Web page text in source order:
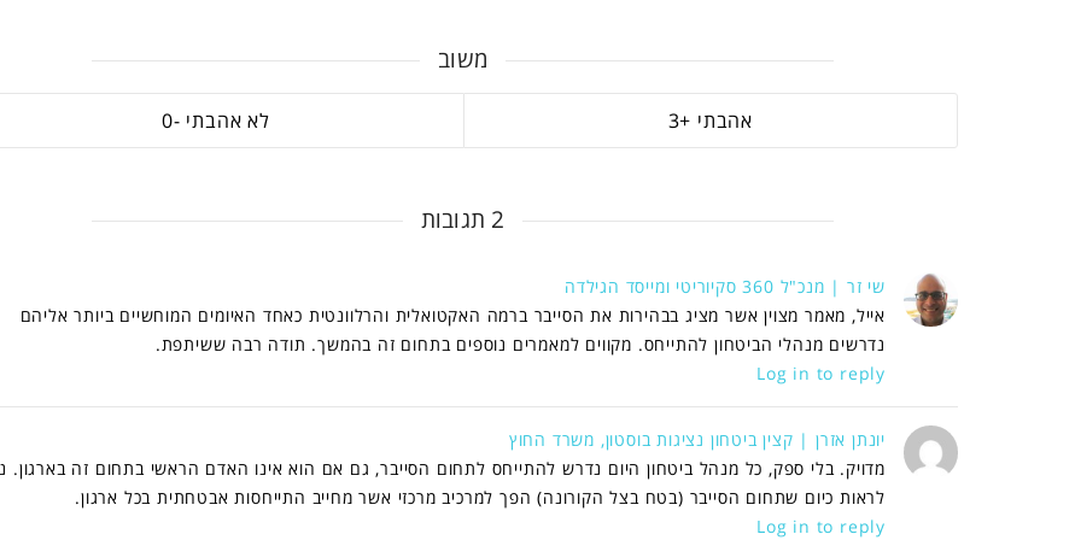
משוב
3
0
2 תגובות
שי זר | מנכ"ל 360 סקיוריטי ומייסד הגילדה
אייל, מאמר מצוין אשר מציג בבהירות את הסייבר ברמה האקטואלית והרלוונטית כאחד האיומים המוחשיים ביותר אליהם
נדרשים מנהלי הביטחון להתייחס. מקווים למאמרים נוספים בתחום זה בהמשך. תודה רבה ששיתפת.
Log in to reply
יונתן אזרן | קצין ביטחון נציגות בוסטון, משרד החוץ
מדויק. בלי ספק, כל מנהל ביטחון היום נדרש להתייחס לתחום הסייבר, גם אם הוא אינו האדם הראשי בתחום זה בארגון.
לראות כיום שתחום הסייבר (בטח בצל הקורונה) הפך למרכיב מרכזי אשר מחייב התייחסות אבטחתית בכל ארגון.
Log in to reply